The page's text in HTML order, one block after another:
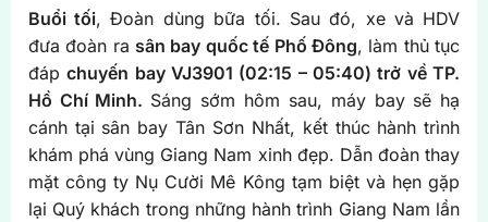
Buổi tối, Đoàn dùng bữa tối. Sau đó, xe và HDV
đưa đoàn ra sân bay quốc tế Phố Đông, làm thủ tục
đápchuyến bay VJ3901 (02:15 – 05:40) trở về TP.
Hồ Chí Minh. Sáng sớm hôm sau, máy bay sẽ hạ
cánh tại sân bay Tân Sơn Nhất, kết thúc hành trình
khám phá vùng Giang Nam xinh đẹp. Dẫn đoàn thay
mặt công ty Nụ Cười Mê Kông tạm biệt và hẹn gặp
lại Quý khách trong những hành trình Giang Nam lần